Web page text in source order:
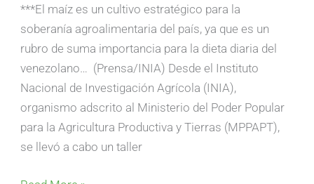
***El maíz es un cultivo estratégico para la
soberanía agroalimentaria del país, ya que es un
rubro de suma importancia para la dieta diaria del
venezolano… (Prensa/INIA) Desde el Instituto
Nacional de Investigación Agrícola (INIA),
organismo adscrito al Ministerio del Poder Popular
para la Agricultura Productiva y Tierras (MPPAPT),
se llevó a cabo un taller